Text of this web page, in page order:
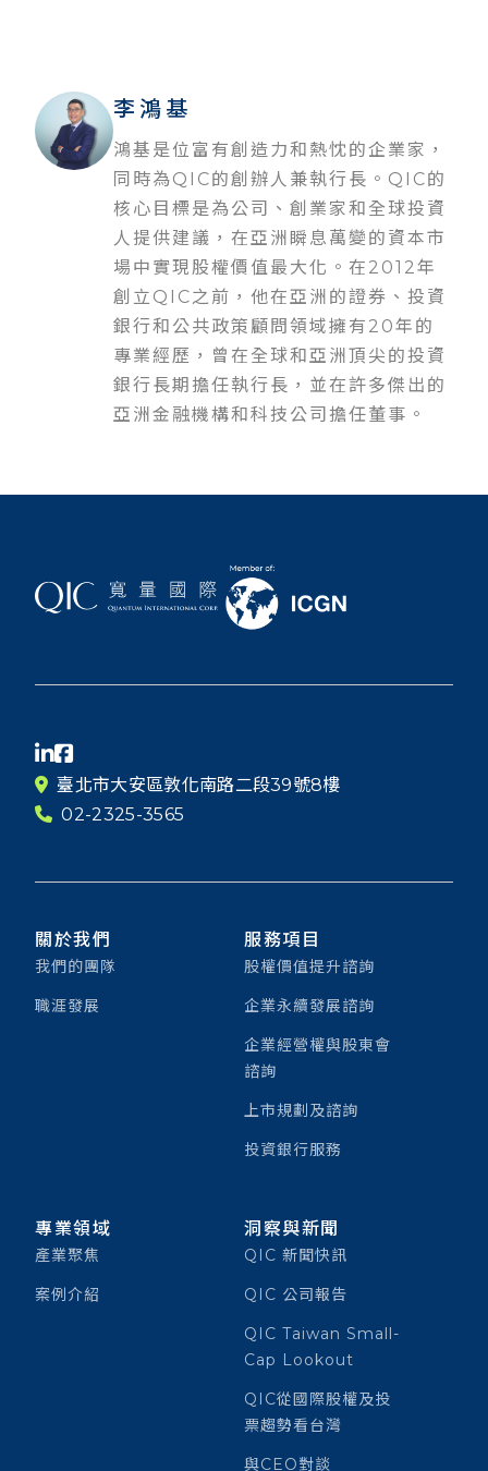
李鴻基
鴻基是位富有創造力和熱忱的企業家，
同時為QIC的創辦人兼執行長。QIC的
核心目標是為公司、創業家和全球投資
人提供建議，在亞洲瞬息萬變的資本市
場中實現股權價值最大化。在2012年
創立QIC之前，他在亞洲的證券、投資
銀行和公共政策顧問領域擁有20年的
專業經歷，曾在全球和亞洲頂尖的投資
銀行長期擔任執行長，並在許多傑出的
亞洲金融機構和科技公司擔任董事。
臺北市大安區敦化南路二段39號8樓
02-2325-3565
關於我們
我們的團隊
職涯發展
服務項目
股權價值提升諮詢
企業永續發展諮詢
企業經營權與股東會
諮詢
上市規劃及諮詢
投資銀行服務
專業領域
產業聚焦
案例介紹
洞察與新聞
QIC 新聞快訊
QIC 公司報告
QIC Taiwan Small-
Cap Lookout
QIC從國際股權及投
票趨勢看台灣
與CEO對談